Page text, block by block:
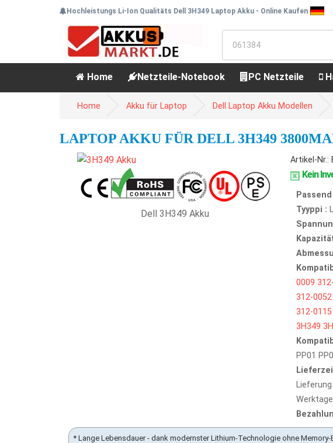
Hochleistungs Li-Ion Qualitäts Dell 3H349 Laptop Akku - Online Kaufen
Home Netzteile-Notebook PC Netzteile
Home Akku für Laptop Dell Laptop Akku Modellen
LAPTOP AKKU FÜR DELL 3H349
Dell 3H349 Akku
Artikel-Nr.:
Kein
Tyyppi :
0009
312-0052
312-0115
3H349
PP01
* Lange Lebensdauer - dank modernster Lithium-Technologie ohne